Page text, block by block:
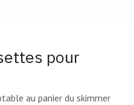
pour
au panier du skimmer